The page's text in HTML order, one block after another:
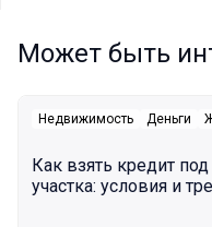
Может быть
Недвижимость Деньги
Как взять кредит
участка: условия и